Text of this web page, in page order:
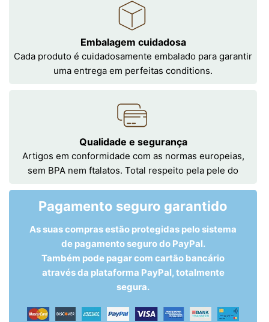
Embalagem cuidadosa
Cada produto é cuidadosamente embalado para garantir
uma entrega em perfeitas conditions.
Qualidade e segurança
Artigos em conformidade com as normas europeias,
sem BPA nem ftalatos. Total respeito pela pele do
Pagamento seguro garantido
As suas compras estão protegidas pelo sistema
de pagamento seguro do PayPal.
Também pode pagar com cartão bancário
através da plataforma PayPal, totalmente
segura.